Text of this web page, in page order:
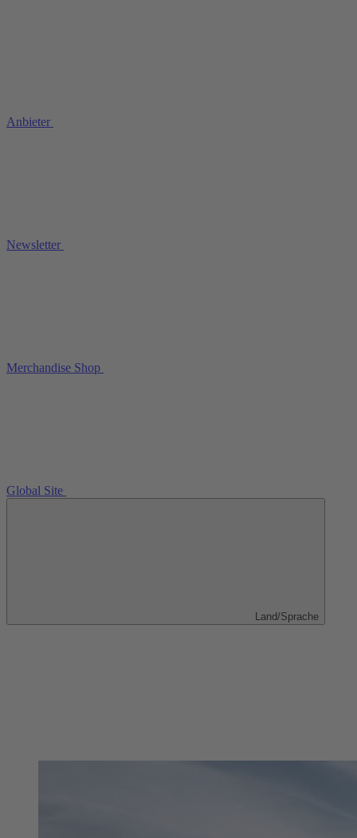
Anbieter
Newsletter
Merchandise Shop
Global Site
Land/Sprache